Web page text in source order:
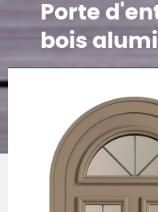
Porte
bois